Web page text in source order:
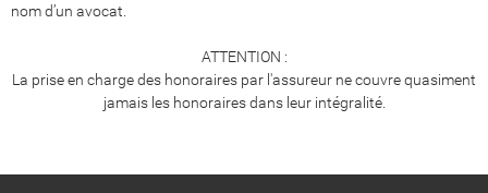
nom d’un avocat.
ATTENTION :
La prise en charge des honoraires par l'assureur ne couvre quasiment
jamais les honoraires dans leur intégralité.